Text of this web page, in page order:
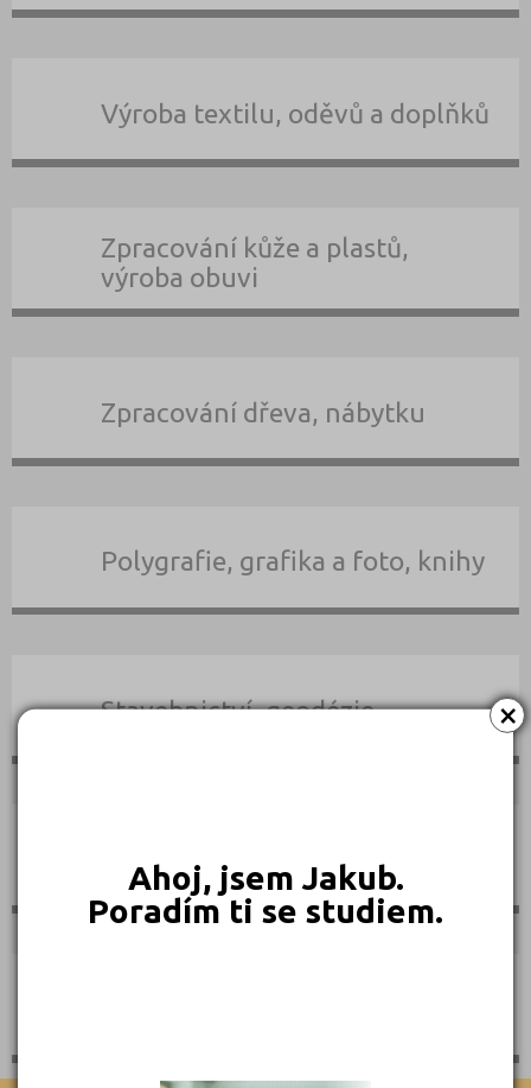
×
Ahoj, jsem Jakub.
Poradím ti se studiem.
Výroba textilu, oděvů a doplňků
Zpracování kůže a plastů,
výroba obuvi
Zpracování dřeva, nábytku
Polygrafie, grafika a foto, knihy
Stavebnictví, geodézie
Doprava a spoje